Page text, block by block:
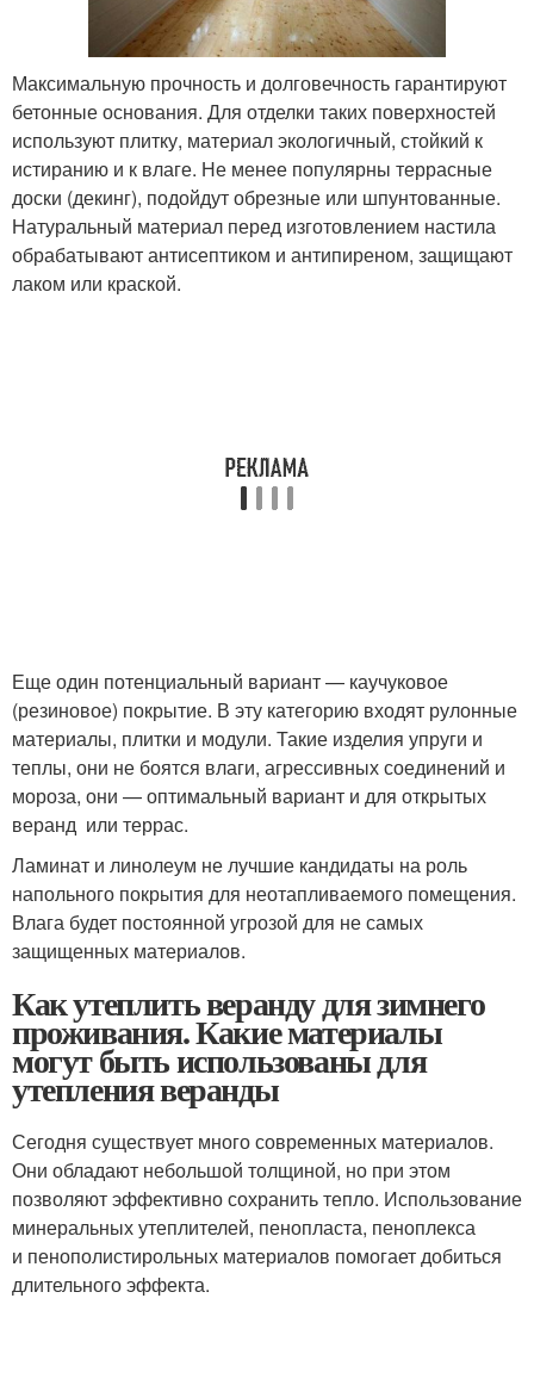
Максимальную прочность и долговечность гарантируют
бетонные основания. Для отделки таких поверхностей
используют плитку, материал экологичный, стойкий к
истиранию и к влаге. Не менее популярны террасные
доски (декинг), подойдут обрезные или шпунтованные.
Натуральный материал перед изготовлением настила
обрабатывают антисептиком и антипиреном, защищают
лаком или краской.
Еще один потенциальный вариант — каучуковое
(резиновое) покрытие. В эту категорию входят рулонные
материалы, плитки и модули. Такие изделия упруги и
теплы, они не боятся влаги, агрессивных соединений и
мороза, они — оптимальный вариант и для открытых
веранд или террас.
Ламинат и линолеум не лучшие кандидаты на роль
напольного покрытия для неотапливаемого помещения.
Влага будет постоянной угрозой для не самых
защищенных материалов.
Как утеплить веранду для зимнего
проживания. Какие материалы
могут быть использованы для
утепления веранды
Сегодня существует много современных материалов.
Они обладают небольшой толщиной, но при этом
позволяют эффективно сохранить тепло. Использование
минеральных утеплителей, пенопласта, пеноплекса
и пенополистирольных материалов помогает добиться
длительного эффекта.